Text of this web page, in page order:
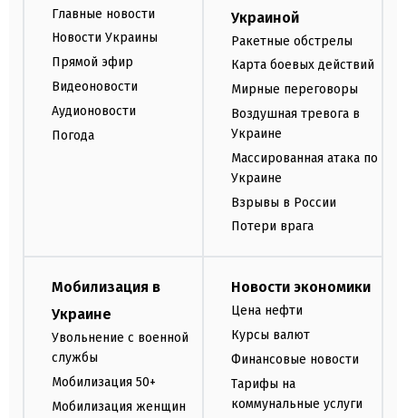
Главные новости
Новости Украины
Прямой эфир
Видеоновости
Аудионовости
Погода
Украиной
Ракетные обстрелы
Карта боевых действий
Мирные переговоры
Воздушная тревога в
Украине
Массированная атака по
Украине
Взрывы в России
Потери врага
Мобилизация в
Украине
Увольнение с военной
службы
Мобилизация 50+
Мобилизация женщин
Новости экономики
Цена нефти
Курсы валют
Финансовые новости
Тарифы на
коммунальные услуги